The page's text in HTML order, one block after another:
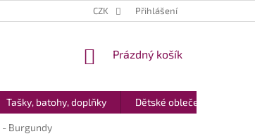
CZK Přihlášení
NÁKUPNÍ
Prázdný košík
Tašky, batohy, doplňky Dětské oblečení
- Burgundy